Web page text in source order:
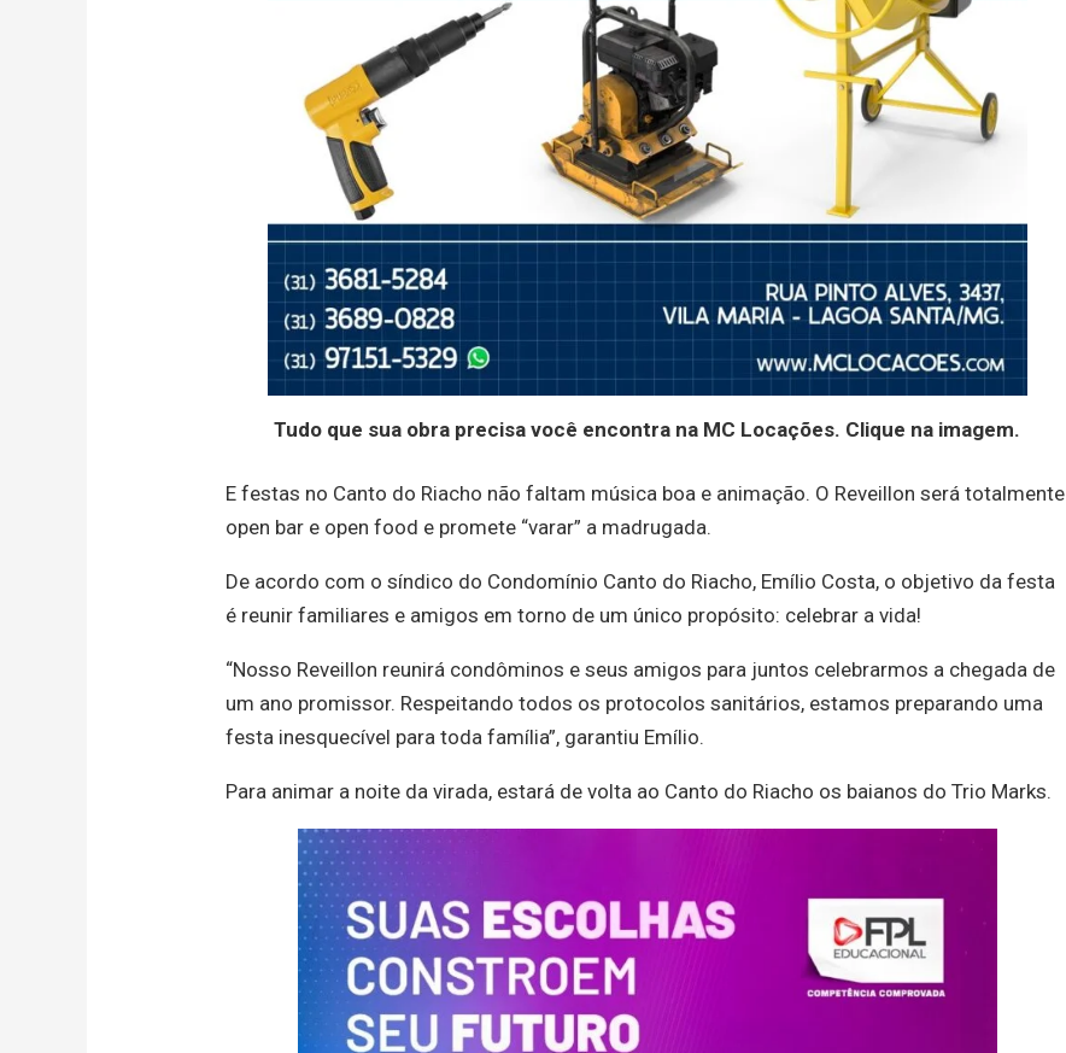
Tudo que sua obra precisa você encontra na MC Locações. Clique na imagem.
E festas no Canto do Riacho não faltam música boa e animação. O Reveillon será totalmente
open bar e open food e promete “varar” a madrugada.
De acordo com o síndico do Condomínio Canto do Riacho, Emílio Costa, o objetivo da festa
é reunir familiares e amigos em torno de um único propósito: celebrar a vida!
“Nosso Reveillon reunirá condôminos e seus amigos para juntos celebrarmos a chegada de
um ano promissor. Respeitando todos os protocolos sanitários, estamos preparando uma
festa inesquecível para toda família”, garantiu Emílio.
Para animar a noite da virada, estará de volta ao Canto do Riacho os baianos do Trio Marks.